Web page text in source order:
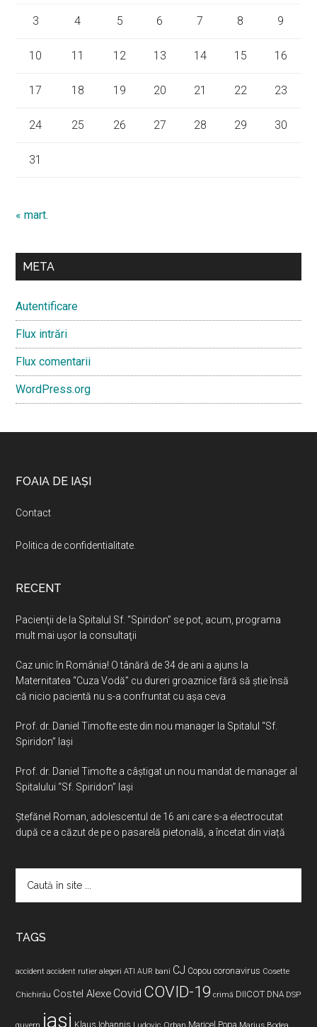
3 4 5 6 7 8 9
10 11 12 13 14 15 16
17 18 19 20 21 22 23
24 25 26 27 28 29 30
31
« mart.
META
Autentificare
Flux intrări
Flux comentarii
WordPress.org
Footer
FOAIA DE IAȘI
Contact
Politica de confidentialitate
RECENT
Pacienţii de la Spitalul Sf. “Spiridon” se pot, acum, programa
mult mai uşor la consultaţii
Caz unic în România! O tânără de 34 de ani a ajuns la
Maternitatea “Cuza Vodă” cu dureri groaznice fără să ştie însă
că nicio pacientă nu s-a confruntat cu așa ceva
Prof. dr. Daniel Timofte este din nou manager la Spitalul “Sf.
Spiridon” Iaşi
Prof. dr. Daniel Timofte a câștigat un nou mandat de manager al
Spitalului “Sf. Spiridon” Iași
Ştefănel Roman, adolescentul de 16 ani care s-a electrocutat
după ce a căzut de pe o pasarelă pietonală, a încetat din viață
TAGS
accident accident rutier alegeri ATI AUR bani CJ Copou coronavirus Cosette
Chichirău Costel Alexe Covid COVID-19 crimă DIICOT DNA DSP
guvern iasi Klaus Iohannis Ludovic Orban Maricel Popa Marius Bodea